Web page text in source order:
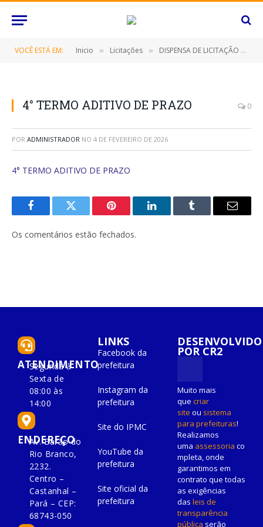
VOCÊ ESTÁ EM: Inicio » Licitações » DISPENSA DE LICITAÇÃO Nº 119/2021/FME (Locação de Imóvel)
4° TERMO ADITIVO DE PRAZO 0
POR ADMINISTRADOR NO 4 DE FEVEREIRO DE 2026
4° TERMO ADITIVO DE PRAZO
FacebookTwitter Pinterest O
Tumblr
E-
Os comentários estão fechados.
ATENDIMENTO
Segunda à
Sexta de
08:00 às
14:00
ENDEREÇO
Av. Barão do
Rio Branco,
2232.
Centro –
Castanhal –
Pará – CEP:
68743-050
LINKS
Facebook da
prefeitura
Instagram da
prefeitura
Site do IPMC
YouTube da
prefeitura
Site oficial da
prefeitura
DESENVOLVIDO
POR CR2
Muito mais
que criar
site ou sistema
para prefeituras!
Realizamos
uma assessoria co
mpleta, onde
garantimos em
contrato que todas
as exigências
das leis de
transparência
pública serão